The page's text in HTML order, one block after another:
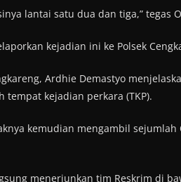
lantai satu dua dan tiga,” tegas
kejadian ini ke Polsek
Ardhie Demastyo
tempat kejadian perkara (TKP).
kemudian mengambil
menerjunkan tim Reskrim di